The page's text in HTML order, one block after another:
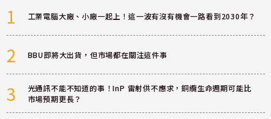
1 工業電腦大廠、小廠一起上！這一波有沒有機會一路看到2030年？
2 BBU即將大出貨，但市場都在關注這件事
3
光通訊不能不知道的事！InP 雷射供不應求，銅纜生命週期可能比
市場預期更長？